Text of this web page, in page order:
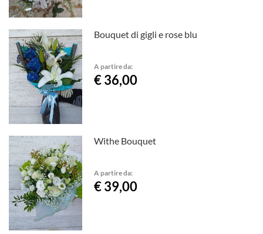
Bouquet di gigli e rose blu
A partire da:
€ 36,00
Withe Bouquet
A partire da:
€ 39,00